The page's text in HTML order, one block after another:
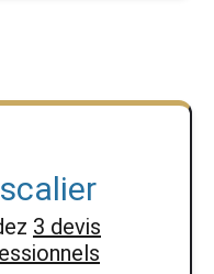
3 devis